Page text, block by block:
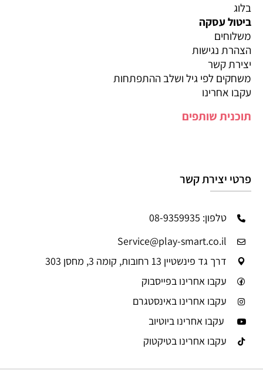
בלוג
ביטול עסקה
משלוחים
הצהרת נגישות
יצירת קשר
משחקים לפי גיל ושלב ההתפתחות
עקבו אחרינו
תוכנית שותפים
פרטי יצירת קשר
טלפון: 08-9359935
Service@play-smart.co.il
דרך גד פינשטיין 13 רחובות, קומה 3, מחסן 303
עקבו אחרינו בפייסבוק
עקבו אחרינו באינסטגרם
עקבו אחרינו ביוטיוב
עקבו אחרינו בטיקטוק